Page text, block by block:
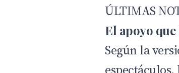
ÚLTIMAS
El apoyo
Según la